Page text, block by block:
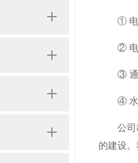
① 电源
② 电源
③ 通电
④ 水或
公司积
的建设